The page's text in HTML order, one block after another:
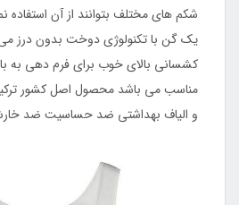
شکم های مختلف بتوانند از آن استفاده
یک گن با تکنولوژی دوخت بدون درز
کشسانی بالای خوب برای فرم دهی به
مناسب می باشد محصول اصل کشور ترکیه
و الیاف بهداشتی ضد حساسیت ضد